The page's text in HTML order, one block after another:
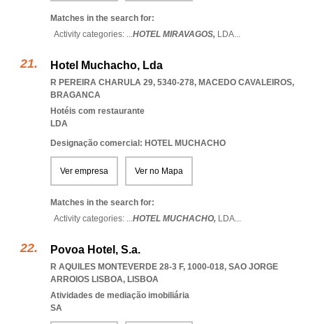
Matches in the search for:
Activity categories: ...HOTEL MIRAVAGOS, LDA...
Hotel Muchacho, Lda
R PEREIRA CHARULA 29, 5340-278, MACEDO CAVALEIROS,
BRAGANCA
Hotéis com restaurante
LDA
Designação comercial: HOTEL MUCHACHO
Ver empresa Ver no Mapa
Matches in the search for:
Activity categories: ...HOTEL MUCHACHO, LDA...
Povoa Hotel, S.a.
R AQUILES MONTEVERDE 28-3 F, 1000-018, SAO JORGE
ARROIOS LISBOA, LISBOA
Atividades de mediação imobiliária
SA